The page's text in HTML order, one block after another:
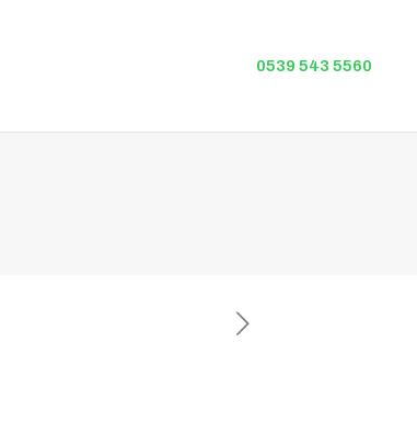
0539 543 5560